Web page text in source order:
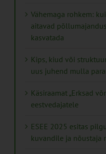
Vähemaga rohkem:
aitavad
kasvatada
Kips, kiud või
uus juhend mulla
Käsiraamat „Erksad
eestvedajatele
ESEE 2025 esitas
kuvandile ja nõustaja